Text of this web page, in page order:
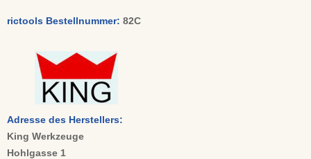
rictools Bestellnummer: 82C
Adresse des Herstellers:
King Werkzeuge
Hohlgasse 1